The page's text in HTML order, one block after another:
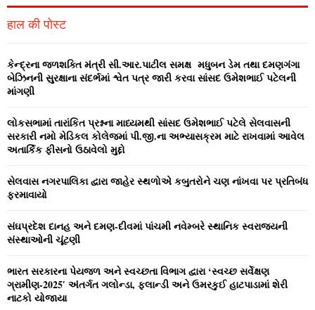
h
o
r
:
R
H
हाल की पोस्ट
કેન્‍દ્રના જળશક્‍તિ મંત્રી સી.આર.પાટીલ સમક્ષ મધુબન ડેમ તથા દમણગંગા
બેઝિનની સુરક્ષાના સંદર્ભમાં શ્વેત પત્ર જારી કરવા સાંસદ ઉમેશભાઈ પટેલની
માંગણી
લોકસભામાં તારાંકિત પ્રશ્નના માધ્‍યમથી સાંસદ ઉમેશભાઈ પટેલે સેલવાસની
સરકારી નમો મેડિકલ કોલેજમાં પી.જી.ના અભ્‍યાસક્રમ માટે રાખવામાં આવેલ
અતાર્કિક ફીસનો ઉઠાવેલો મુદ્દો
સેલવાસ નગરપાલિકા દ્વારા જાહેર સ્‍થળોએ કબુતરોને ચણ નાંખવા પર પ્રતિબંધ
ફરમાવાયો
સંઘપ્રદેશ દાનહ અને દમણ-દીવમાં પાંચમી નવેમ્‍બરે સ્‍થાનિક સ્‍વરાજ્‍યની
સંસ્‍થાઓની ચૂંટણી
ભારત સરકારના પેયજળ અને સ્‍વચ્‍છતા વિભાગ દ્વારા ‘સ્‍વચ્‍છ સર્વેક્ષણ
ગ્રામીણ-2025′ અંતર્ગત ગલોન્‍ડા, ફલાન્‍ડી અને ઉમરકુઈ હાટપાડામાં શેરી
નાટકો યોજાયા